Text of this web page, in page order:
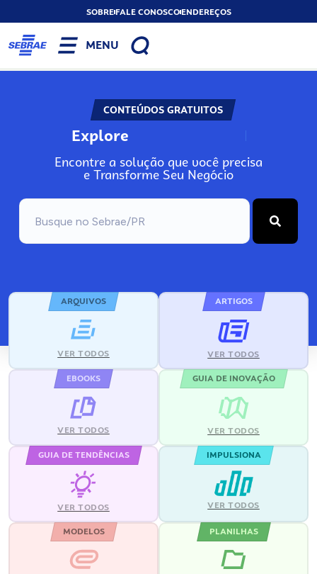
SOBREFALE CONOSCOENDEREÇOS
MENU
CONTEÚDOS GRATUITOS
Explore N
Encontre a solução que você precisa
e Transforme Seu Negócio
ARQUIVOS
VER TODOS
ARTIGOS
VER TODOS
EBOOKS
VER TODOS
GUIA DE INOVAÇÃO
VER TODOS
GUIA DE TENDÊNCIAS
VER TODOS
IMPULSIONA
VER TODOS
MODELOS PLANILHAS